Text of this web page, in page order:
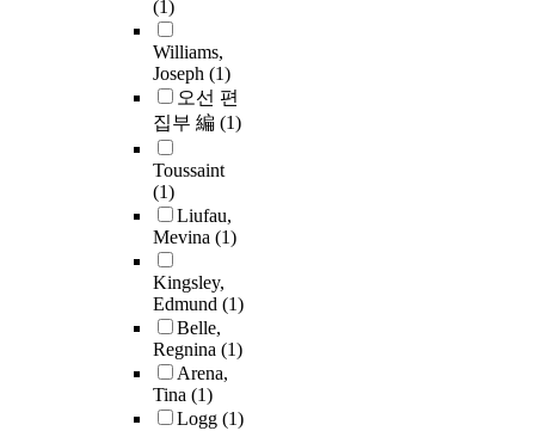
(1)
Williams,
Joseph (1)
오선 편
집부 編 (1)
Toussaint
(1)
Liufau,
Mevina (1)
Kingsley,
Edmund (1)
Belle,
Regnina (1)
Arena,
Tina (1)
Logg (1)